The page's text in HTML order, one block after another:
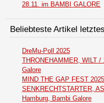
28.11. im BAMBI GALORE
Beliebteste Artikel
DreMu-Poll 2025
THRONEHAMMER, WILT /
Galore
MIND THE GAP FEST
SENKRECHTSTARTER,
Hamburg, Bambi Galore